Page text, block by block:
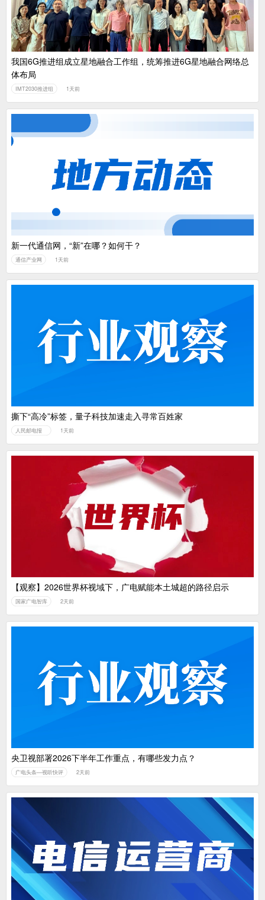
我国6G推进组成立星地融合工作组，统筹推进6G星地融合网络总
体布局
IMT2030推进组 1天前
新一代通信网，“新”在哪？如何干？
通信产业网 1天前
撕下“高冷”标签，量子科技加速走入寻常百姓家
人民邮电报 1天前
【观察】2026世界杯视域下，广电赋能本土城超的路径启示
国家广电智库 2天前
央卫视部署2026下半年工作重点，有哪些发力点？
广电头条—视听快评 2天前